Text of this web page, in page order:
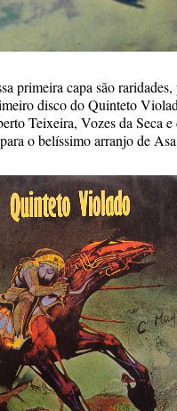
primeira capa são
disco do Quinteto
Teixeira, Vozes da Seca
o belíssimo arranjo de